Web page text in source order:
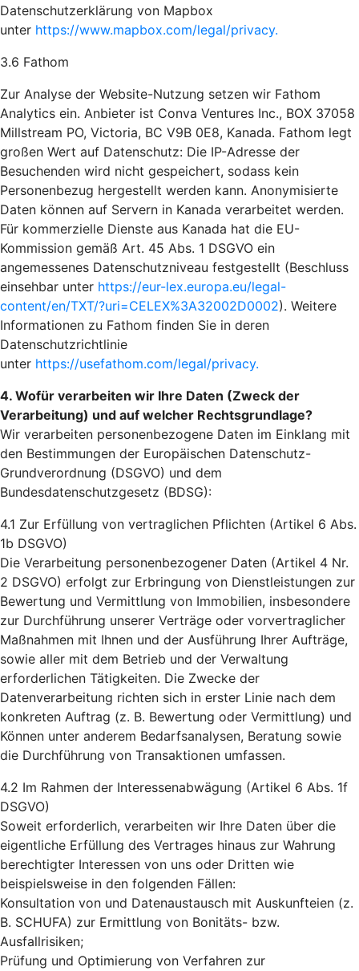
Datenschutzerklärung von Mapbox
unter https://www.mapbox.com/legal/privacy.
3.6 Fathom
Zur Analyse der Website-Nutzung setzen wir Fathom
Analytics ein. Anbieter ist Conva Ventures Inc., BOX 37058
Millstream PO, Victoria, BC V9B 0E8, Kanada. Fathom legt
großen Wert auf Datenschutz: Die IP-Adresse der
Besuchenden wird nicht gespeichert, sodass kein
Personenbezug hergestellt werden kann. Anonymisierte
Daten können auf Servern in Kanada verarbeitet werden.
Für kommerzielle Dienste aus Kanada hat die EU-
Kommission gemäß Art. 45 Abs. 1 DSGVO ein
angemessenes Datenschutzniveau festgestellt (Beschluss
einsehbar unter https://eur-lex.europa.eu/legal-
content/en/TXT/?uri=CELEX%3A32002D0002). Weitere
Informationen zu Fathom finden Sie in deren
Datenschutzrichtlinie
unter https://usefathom.com/legal/privacy.
4. Wofür verarbeiten wir Ihre Daten (Zweck der
Verarbeitung) und auf welcher Rechtsgrundlage?
Wir verarbeiten personenbezogene Daten im Einklang mit
den Bestimmungen der Europäischen Datenschutz-
Grundverordnung (DSGVO) und dem
Bundesdatenschutzgesetz (BDSG):
4.1 Zur Erfüllung von vertraglichen Pflichten (Artikel 6 Abs.
1b DSGVO)
Die Verarbeitung personenbezogener Daten (Artikel 4 Nr.
2 DSGVO) erfolgt zur Erbringung von Dienstleistungen zur
Bewertung und Vermittlung von Immobilien, insbesondere
zur Durchführung unserer Verträge oder vorvertraglicher
Maßnahmen mit Ihnen und der Ausführung Ihrer Aufträge,
sowie aller mit dem Betrieb und der Verwaltung
erforderlichen Tätigkeiten. Die Zwecke der
Datenverarbeitung richten sich in erster Linie nach dem
konkreten Auftrag (z. B. Bewertung oder Vermittlung) und
Können unter anderem Bedarfsanalysen, Beratung sowie
die Durchführung von Transaktionen umfassen.
4.2 Im Rahmen der Interessenabwägung (Artikel 6 Abs. 1f
DSGVO)
Soweit erforderlich, verarbeiten wir Ihre Daten über die
eigentliche Erfüllung des Vertrages hinaus zur Wahrung
berechtigter Interessen von uns oder Dritten wie
beispielsweise in den folgenden Fällen:
Konsultation von und Datenaustausch mit Auskunfteien (z.
B. SCHUFA) zur Ermittlung von Bonitäts- bzw.
Ausfallrisiken;
Prüfung und Optimierung von Verfahren zur